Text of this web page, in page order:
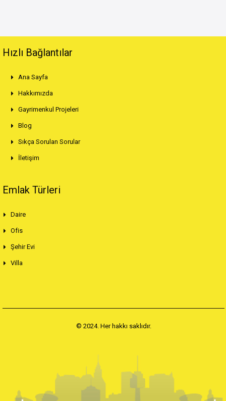
Hızlı Bağlantılar
Ana Sayfa
Hakkımızda
Gayrimenkul Projeleri
Blog
Sıkça Sorulan Sorular
İletişim
Emlak Türleri
Daire
Ofis
Şehir Evi
Villa
© 2024. Her hakkı saklıdır.